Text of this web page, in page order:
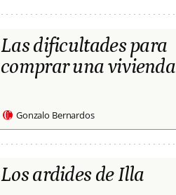
Las dificultades para
comprar una vivienda
Gonzalo Bernardos
Los ardides de Illa